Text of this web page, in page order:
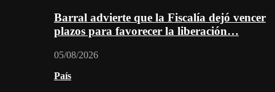
Barral advierte que la Fiscalía dejó vencer
plazos para favorecer la liberación…
05/08/2026
País